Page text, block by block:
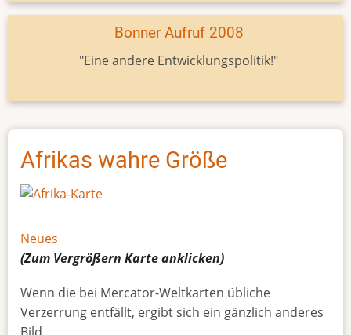
Bonner Aufruf 2008
"Eine andere Entwicklungspolitik!"
Afrikas wahre Größe
Neues
(Zum Vergrößern Karteanklicken)
Wenn die bei Mercator-Weltkarten übliche
Verzerrung entfällt, ergibt sich ein gänzlich anderes